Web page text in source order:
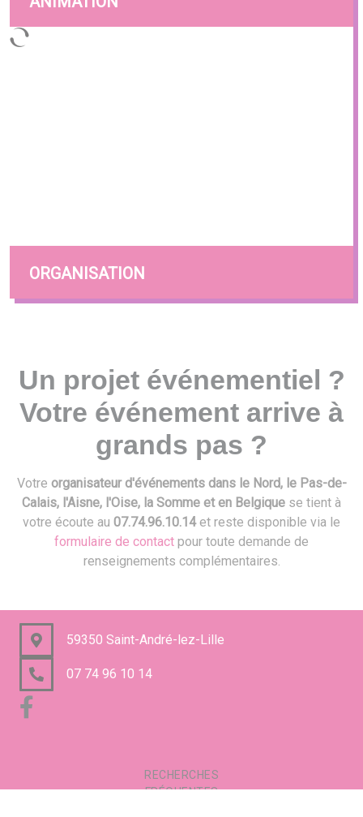
ORGANISATION
Un projet événementiel ?
Votre événement arrive à
grands pas ?
Votre organisateur d'événements dans le Nord, le Pas-de-
Calais, l'Aisne, l'Oise, la Somme et en Belgique se tient à
votre écoute au 07.74.96.10.14et reste disponible via le
formulaire de contact pour toute demande de
renseignements complémentaires.
59350 Saint-André-lez-Lille
07 74 96 10 14
RECHERCHES
FRÉQUENTES